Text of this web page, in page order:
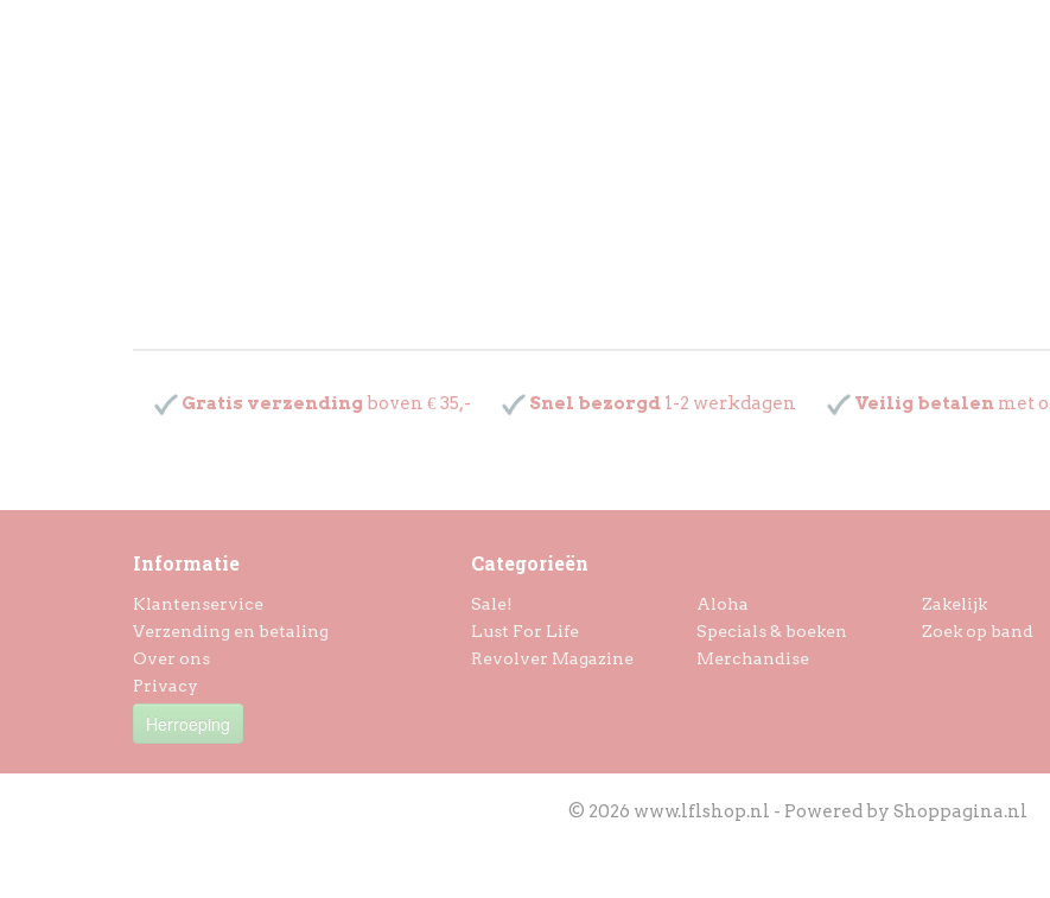
Gratis verzending boven € 35,- Snel bezorgd 1-2 werkdagen Veilig betalen met
Informatie
Klantenservice
Verzending en betaling
Over ons
Privacy
Herroeping
Categorieën
Sale!
Lust For Life
Revolver Magazine
Aloha
Specials & boeken
Merchandise
Zakelijk
Zoek op band
© 2026 www.lflshop.nl - Powered by Shoppagina.nl